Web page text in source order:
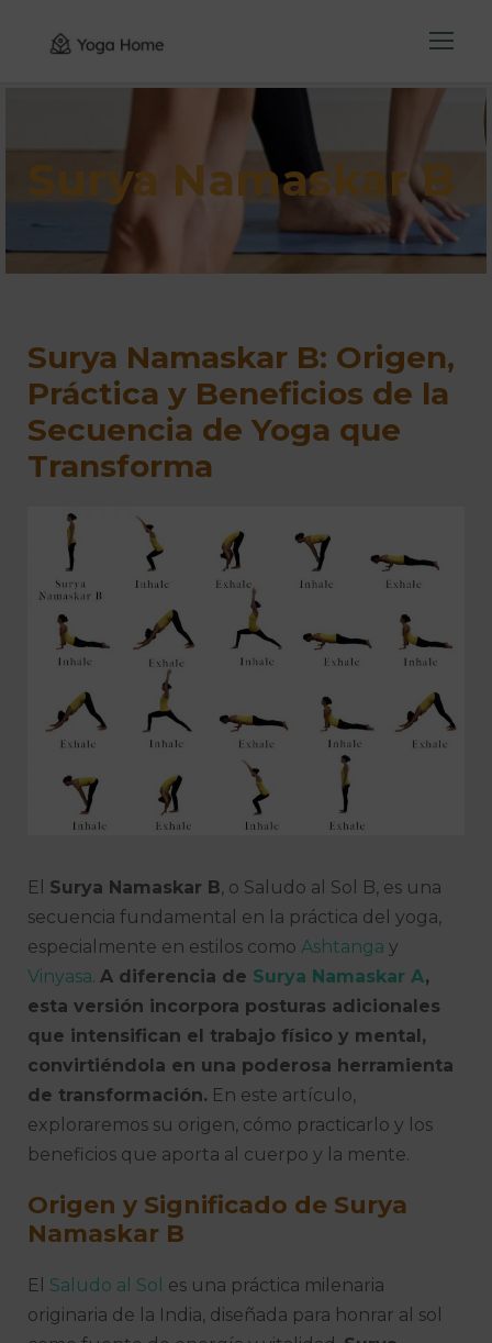
Surya Namaskar B
Surya Namaskar B: Origen,
Práctica y Beneficios de la
Secuencia de Yoga que
Transforma
El Surya Namaskar B, o Saludo al Sol B, es una
secuencia fundamental en la práctica del yoga,
especialmente en estilos como Ashtanga y
Vinyasa. A diferencia de Surya Namaskar A,
esta versión incorpora posturas adicionales
que intensifican el trabajo físico y mental,
convirtiéndola en una poderosa herramienta
de transformación. En este artículo,
exploraremos su origen, cómo practicarlo y los
beneficios que aporta al cuerpo y la mente.
Origen y Significado de Surya
Namaskar B
El Saludo al Sol es una práctica milenaria
originaria de la India, diseñada para honrar al sol